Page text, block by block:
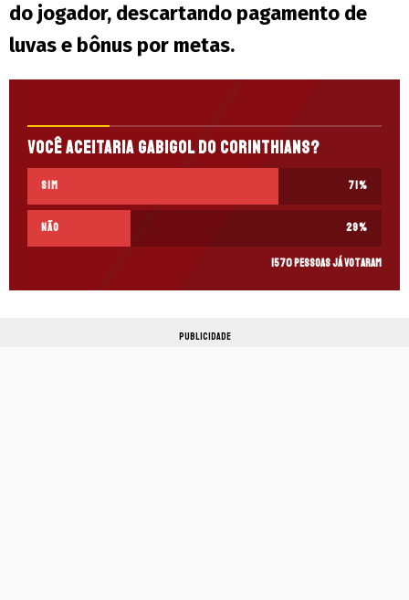
do jogador, descartando pagamento de
luvas e bônus por metas.
Você aceitaria Gabigol do Corinthians?
Sim 71%
Não 29%
1570 pessoas já votaram
PUBLICIDADE